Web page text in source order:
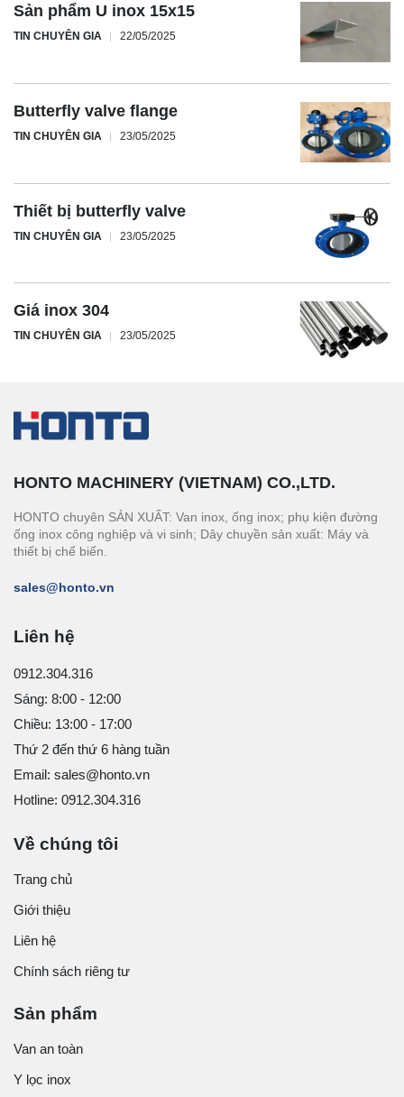
Sản phẩm U inox 15x15
TIN CHUYÊN GIA 22/05/2025
Butterfly valve flange
TIN CHUYÊN GIA 23/05/2025
Thiết bị butterfly valve
TIN CHUYÊN GIA 23/05/2025
Giá inox 304
TIN CHUYÊN GIA 23/05/2025
HONTO MACHINERY (VIETNAM) CO.,LTD.
HONTO chuyên SẢN XUẤT: Van inox, ống inox; phụ kiện đường
ống inox công nghiệp và vi sinh; Dây chuyền sản xuất: Máy và
thiết bị chế biến.
sales@honto.vn
Liên hệ
0912.304.316
Sáng: 8:00 - 12:00
Chiều: 13:00 - 17:00
Thứ 2 đến thứ 6 hàng tuần
Email: sales@honto.vn
Hotline: 0912.304.316
Về chúng tôi
Trang chủ
Giới thiệu
Liên hệ
Chính sách riêng tư
Sản phẩm
Van an toàn
Y lọc inox